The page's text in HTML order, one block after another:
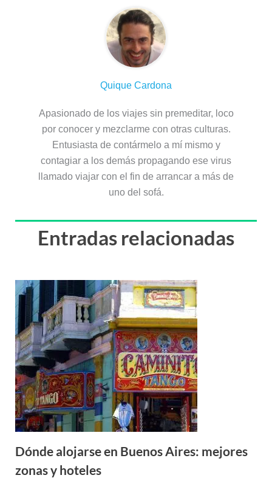
Quique Cardona
Apasionado de los viajes sin premeditar, loco
por conocer y mezclarme con otras culturas.
Entusiasta de contármelo a mí mismo y
contagiar a los demás propagando ese virus
llamado viajar con el fin de arrancar a más de
uno del sofá.
Entradas relacionadas
Dónde alojarse en Buenos Aires: mejores
zonas y hoteles